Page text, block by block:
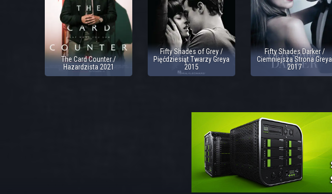
The Card Counter /
Hazardzista 2021
Fifty Shades of Grey /
Pięćdziesiąt Twarzy Greya
2015
Fifty Shades Darker /
Ciemniejsza Strona Greya
2017